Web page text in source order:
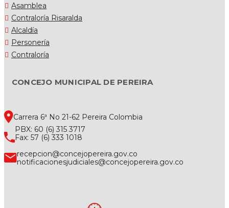
Asamblea
Contraloría Risaralda
Alcaldía
Personería
Contraloría
CONCEJO MUNICIPAL DE PEREIRA
Carrera 6ª No 21-62 Pereira Colombia
PBX: 60 (6) 315 3717
Fax: 57 (6) 333 1018
recepcion@concejopereira.gov.co
notificacionesjudiciales@concejopereira.gov.co